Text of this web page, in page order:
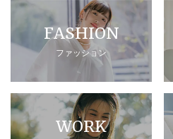
FASHION
ファッション
WORK